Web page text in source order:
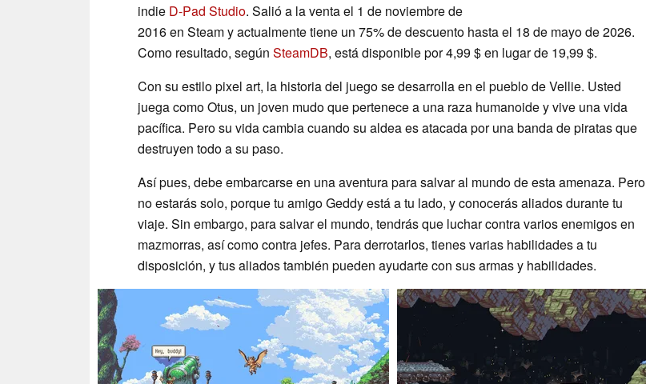
indie D-Pad Studio. Salió a la venta el 1 de noviembre de
2016 en Steam y actualmente tiene un 75% de descuento hasta el 18 de mayo de 2026.
Como resultado, según SteamDB, está disponible por 4,99 $ en lugar de 19,99 $.
Con su estilo pixel art, la historia del juego se desarrolla en el pueblo de Vellie. Usted
juega como Otus, un joven mudo que pertenece a una raza humanoide y vive una vida
pacífica. Pero su vida cambia cuando su aldea es atacada por una banda de piratas que
destruyen todo a su paso.
Así pues, debe embarcarse en una aventura para salvar al mundo de esta amenaza. Pero
no estarás solo, porque tu amigo Geddy está a tu lado, y conocerás aliados durante tu
viaje. Sin embargo, para salvar el mundo, tendrás que luchar contra varios enemigos en
mazmorras, así como contra jefes. Para derrotarlos, tienes varias habilidades a tu
disposición, y tus aliados también pueden ayudarte con sus armas y habilidades.